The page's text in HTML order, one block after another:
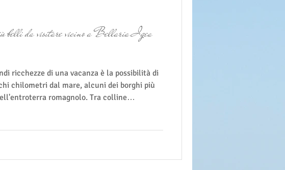
da visitare vicino a Bellaria Igea
ricchezze di una vacanza è la possibilità di
chilometri dal mare, alcuni dei borghi più
romagnolo. Tra colline
esperienze più belle della tua vacanza.